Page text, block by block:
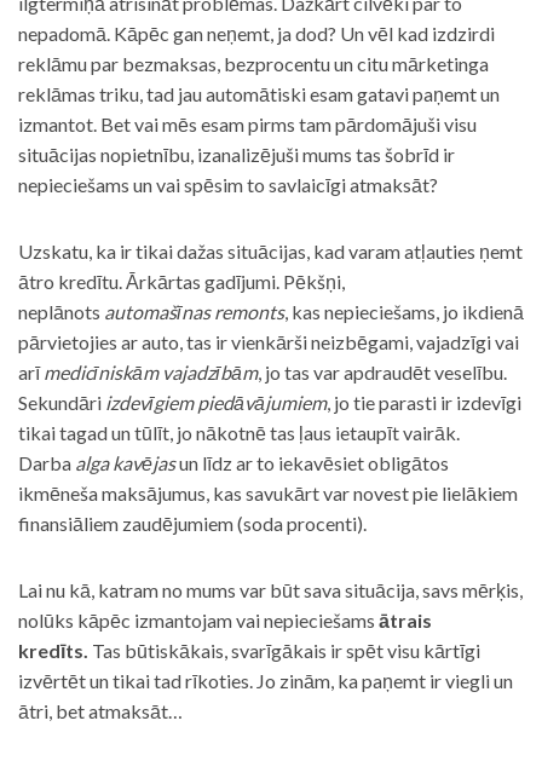
nepadomā. Kāpēc gan neņemt, ja dod? Un vēl kad izdzirdi
reklāmu par bezmaksas, bezprocentu un citu mārketinga
reklāmas triku, tad jau automātiski esam gatavi paņemt un
izmantot. Bet vai mēs esam pirms tam pārdomājuši visu
situācijas nopietnību, izanalizējuši mums tas šobrīd ir
nepieciešams un vai spēsim to savlaicīgi atmaksāt?
Uzskatu, ka ir tikai dažas situācijas, kad varam atļauties ņemt
ātro kredītu. Ārkārtas gadījumi. Pēkšņi,
neplānots automašīnas remonts, kas nepieciešams, jo ikdienā
pārvietojies ar auto, tas ir vienkārši neizbēgami, vajadzīgi vai
arīmedicīniskām vajadzībām, jo tas var apdraudēt veselību.
Sekundāri izdevīgiem piedāvājumiem, jo tie parasti ir izdevīgi
tikai tagad un tūlīt, jo nākotnē tas ļaus ietaupīt vairāk.
Darba alga kavējasun līdz ar to iekavēsiet obligātos
ikmēneša maksājumus, kas savukārt var novest pie lielākiem
finansiāliem zaudējumiem (soda procenti).
Lai nu kā, katram no mums var būt sava situācija, savs mērķis,
nolūks kāpēc izmantojam vai nepieciešams ātrais
kredīts. Tas būtiskākais, svarīgākais ir spēt visu kārtīgi
izvērtēt un tikai tad rīkoties. Jo zinām, ka paņemt ir viegli un
ātri, bet atmaksāt…